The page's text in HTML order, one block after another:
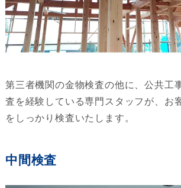
第三者機関の金物検査の他に、公共工
査を経験している専門スタッフが、お
をしっかり検査いたします。
中間検査